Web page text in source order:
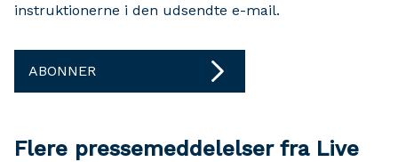
instruktionerne i den udsendte e-mail.
ABONNER
Flere pressemeddelelser fra Live